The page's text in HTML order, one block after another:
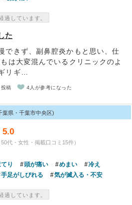
過しています。
た
できず、副鼻腔炎かもと思い、仕
は大変混んでいるクリニックのよ
リギ…
稿 4人が参考になった
葉県・千葉市中央区)
5.0
代・女性・掲載口コミ15件）
り 頭が痛い めまい
冷え
手足がしびれる 気が滅入る・不安
過しています。